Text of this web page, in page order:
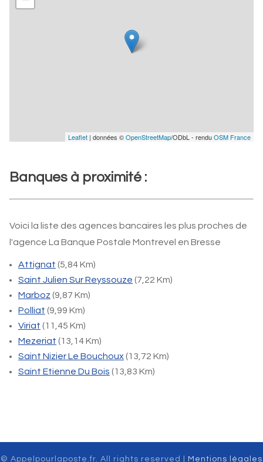
Leaflet | données ©OpenStreetMap/ODbL - renduOSM France
Banques à proximité :
Voici la liste des agences bancaires les plus proches de
l'agence La Banque Postale Montrevel en Bresse
Attignat (5,84 Km)
Saint Julien Sur Reyssouze (7,22 Km)
Marboz (9,87 Km)
Polliat (9,99 Km)
Viriat (11,45 Km)
Mezeriat (13,14 Km)
Saint Nizier Le Bouchoux(13,72 Km)
Saint Etienne Du Bois (13,83 Km)
© Appelpourlaposte.fr. All rights reserved | Mentions légales